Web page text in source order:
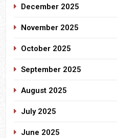
December 2025
November 2025
October 2025
September 2025
August 2025
July 2025
June 2025